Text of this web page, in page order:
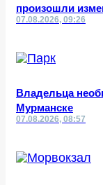
произошли
07.08.2026, 09:26
Владельца
Мурманске
07.08.2026, 08:57